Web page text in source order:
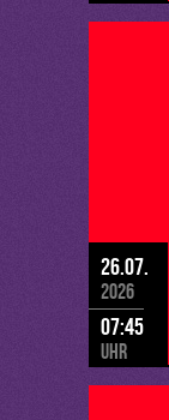
26.07.
2026
07:45
Uhr